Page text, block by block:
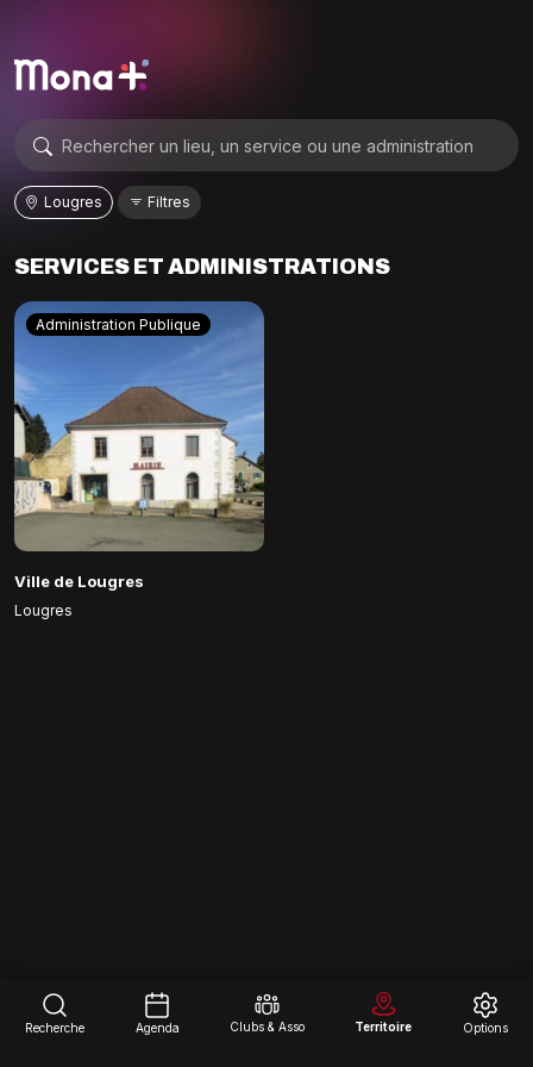
Lougres Filtres
SERVICES ET ADMINISTRATIONS
Administration Publique
Ville de Lougres
Lougres
Recherche Agenda Clubs & Asso Territoire Options